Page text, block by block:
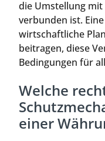
die Umstellung
verbunden ist.
wirtschaftliche
beitragen, diese
Bedingungen für
Welche
einer